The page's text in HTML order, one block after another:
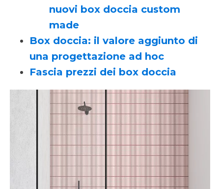
nuovi box doccia custom
made
Box doccia: il valore aggiunto di
una progettazione ad hoc
Fascia prezzi dei box doccia